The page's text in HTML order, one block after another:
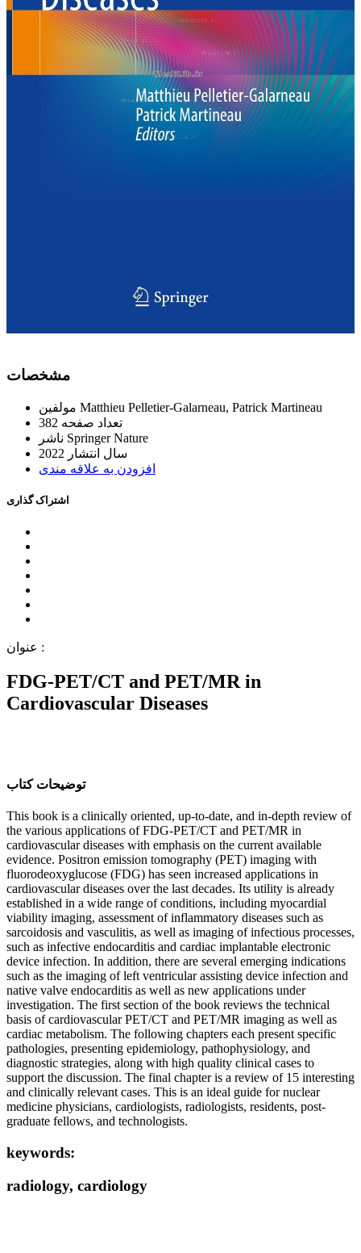
ﻣﺸﺨﺼﺎﺕ
Matthieu Pelletier-Galarneau, Patrick Martineau
ﺗﻌﺪاﺩ ﺻﻔﺤﻪ 382
Springer Nature
ﺳﺎﻝ اﻧﺘﺸﺎﺭ 2022
اﻓﺰﻭﺩﻥ ﺑﻪ ﻋﻼﻗﻪ ﻣﻨﺪﯼ
اﺷﺘﺮاﮎ ﮔﺬاﺭﯼ
ﻋﻨﻮاﻥ :
FDG-PET/CT and PET/MR in
Cardiovascular Diseases
ﺗﻮﺿﯿﺤﺎﺕ ﮐﺘﺎﺏ
This book is a clinically oriented, up-to-date, and in-depth review of
the various applications of FDG-PET/CT and PET/MR in
cardiovascular diseases with emphasis on the current available
evidence. Positron emission tomography (PET) imaging with
fluorodeoxyglucose (FDG) has seen increased applications in
cardiovascular diseases over the last decades. Its utility is already
established in a wide range of conditions, including myocardial
viability imaging, assessment of inflammatory diseases such as
sarcoidosis and vasculitis, as well as imaging of infectious processes,
such as infective endocarditis and cardiac implantable electronic
device infection. In addition, there are several emerging indications
such as the imaging of left ventricular assisting device infection and
native valve endocarditis as well as new applications under
investigation. The first section of the book reviews the technical
basis of cardiovascular PET/CT and PET/MR imaging as well as
cardiac metabolism. The following chapters each present specific
pathologies, presenting epidemiology, pathophysiology, and
diagnostic strategies, along with high quality clinical cases to
support the discussion. The final chapter is a review of 15 interesting
and clinically relevant cases. This is an ideal guide for nuclear
medicine physicians, cardiologists, radiologists, residents, post-
graduate fellows, and technologists.
keywords:
radiology, cardiology